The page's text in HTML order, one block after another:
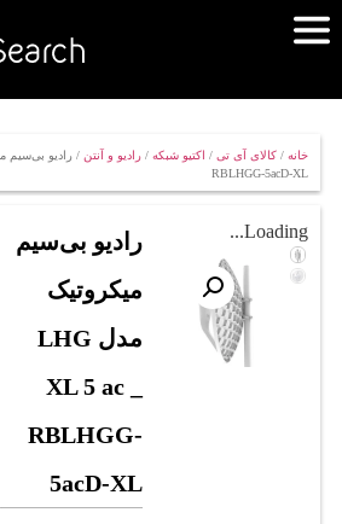
خانه/ کالای آی تی/ اکتیو شبکه/ رادیو و آنتن
RBLHGG-5acD-XL
Loading...
رادیو بی‌سیم
میکروتیک
مدل LHG
XL 5 ac _
RBLHGG-
5acD-XL